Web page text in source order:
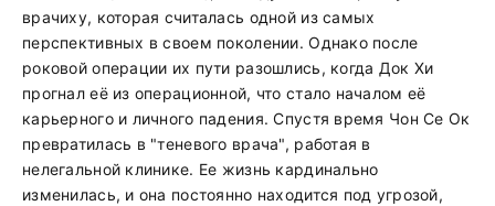
врачиху, которая считалась одной из самых
перспективных в своем поколении. Однако после
роковой операции их пути разошлись, когда Док Хи
прогнал её из операционной, что стало началом её
карьерного и личного падения. Спустя время Чон Се Ок
превратилась в "теневого врача", работая в
нелегальной клинике. Ее жизнь кардинально
изменилась, и она постоянно находится под угрозой,